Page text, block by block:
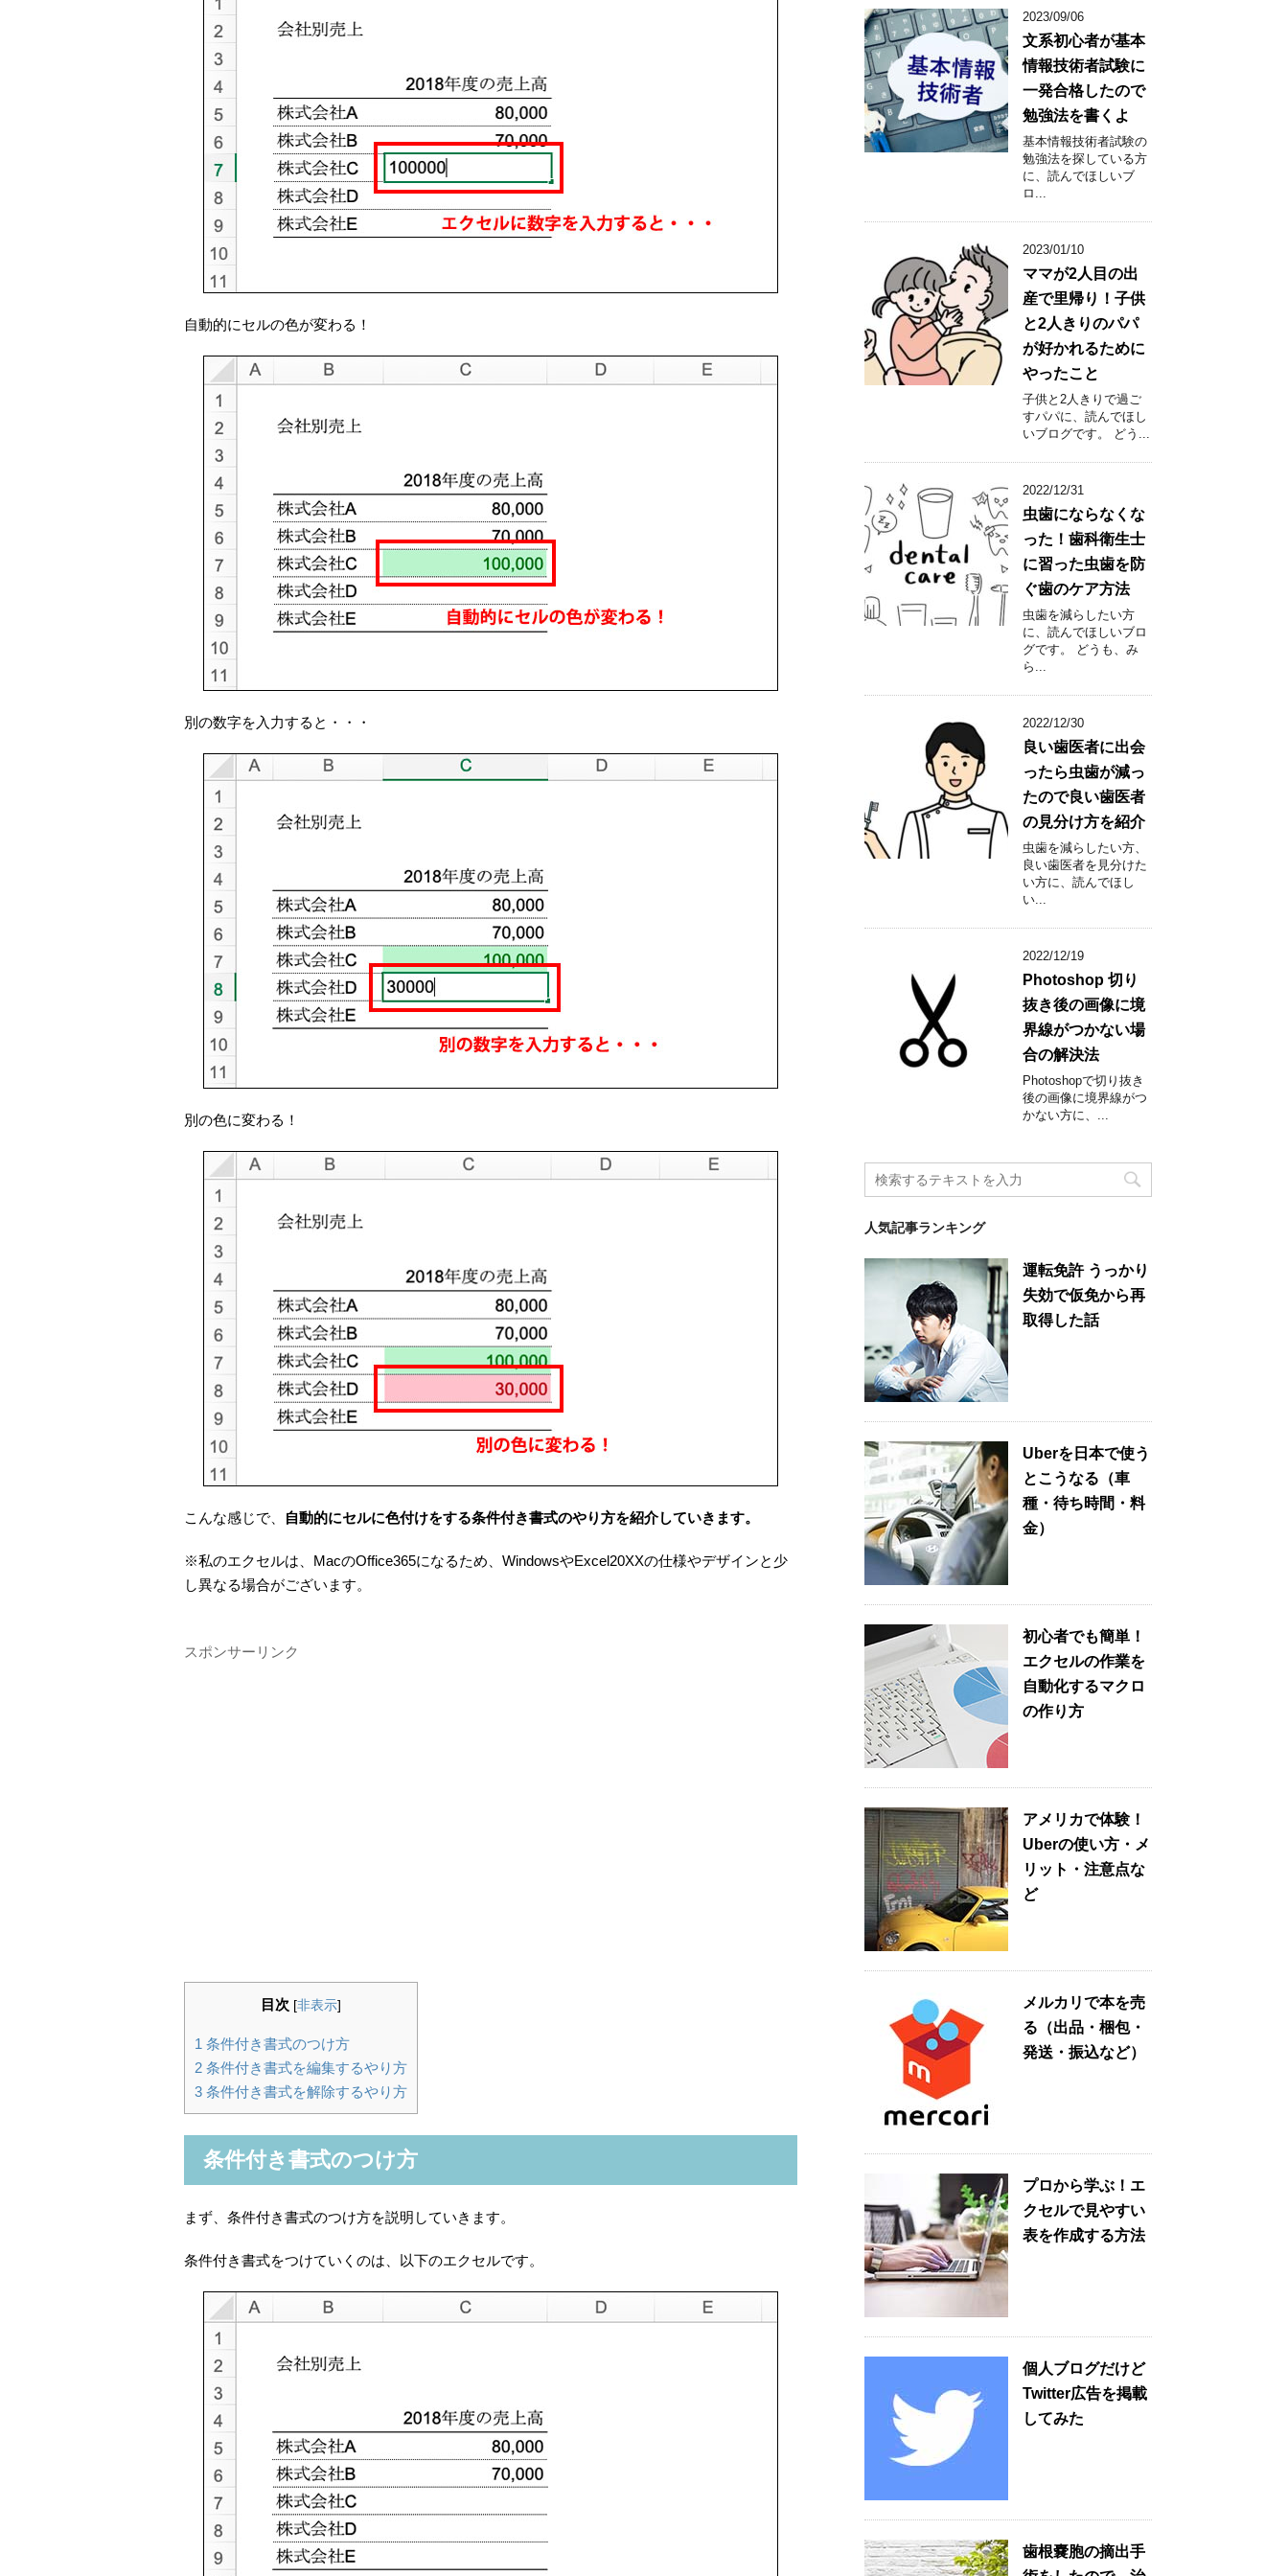
自動的にセルの色が変わる！
別の数字を入力すると・・・
別の色に変わる！
こんな感じで、 自動的にセルに色付けをする条件付き書式のやり方を紹介していきます。
※私のエクセルは、MacのOffice365になるため、WindowsやExcel20XXの仕様やデザインと少
し異なる場合がございます。
スポンサーリンク
目次 [非表示]
1 条件付き書式のつけ方
2 条件付き書式を編集するやり方
3 条件付き書式を解除するやり方
条件付き書式のつけ方
まず、条件付き書式のつけ方を説明していきます。
条件付き書式をつけていくのは、以下のエクセルです。
2023/09/06
文系初心者が基本
情報技術者試験に
一発合格したので
勉強法を書くよ
基本情報技術者試験の
勉強法を探している方
に、読んでほしいブ
ロ...
2023/01/10
ママが2人目の出
産で里帰り！子供
と2人きりのパパ
が好かれるために
やったこと
子供と2人きりで過ご
すパパに、読んでほし
いブログです。 どう...
2022/12/31
虫歯にならなくな
った！歯科衛生士
に習った虫歯を防
ぐ歯のケア方法
虫歯を減らしたい方
に、読んでほしいブロ
グです。 どうも、み
ら...
2022/12/30
良い歯医者に出会
ったら虫歯が減っ
たので良い歯医者
の見分け方を紹介
虫歯を減らしたい方、
良い歯医者を見分けた
い方に、読んでほし
い...
2022/12/19
Photoshop 切り
抜き後の画像に境
界線がつかない場
合の解決法
Photoshopで切り抜き
後の画像に境界線がつ
かない方に、...
人気記事ランキング
運転免許 うっかり
失効で仮免から再
取得した話
Uberを日本で使う
とこうなる（車
種・待ち時間・料
金）
初心者でも簡単！
エクセルの作業を
自動化するマクロ
の作り方
アメリカで体験！
Uberの使い方・メ
リット・注意点な
ど
メルカリで本を売
る（出品・梱包・
発送・振込など）
プロから学ぶ！エ
クセルで見やすい
表を作成する方法
個人ブログだけど
Twitter広告を掲載
してみた
歯根嚢胞の摘出手